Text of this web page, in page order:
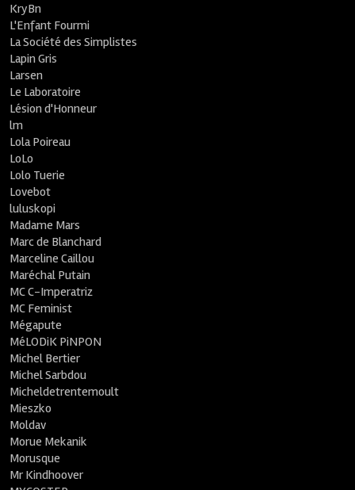
KryBn
L'Enfant Fourmi
La Société des Simplistes
Lapin Gris
Larsen
Le Laboratoire
Lésion d'Honneur
lm
Lola Poireau
LoLo
Lolo Tuerie
Lovebot
luluskopi
Madame Mars
Marc de Blanchard
Marceline Caillou
Maréchal Putain
MC C-Imperatriz
MC Feminist
Mégapute
MéLODiK PiNPON
Michel Bertier
Michel Sarbdou
Micheldetrentemoult
Mieszko
Moldav
Morue Mekanik
Morusque
Mr Kindhoover